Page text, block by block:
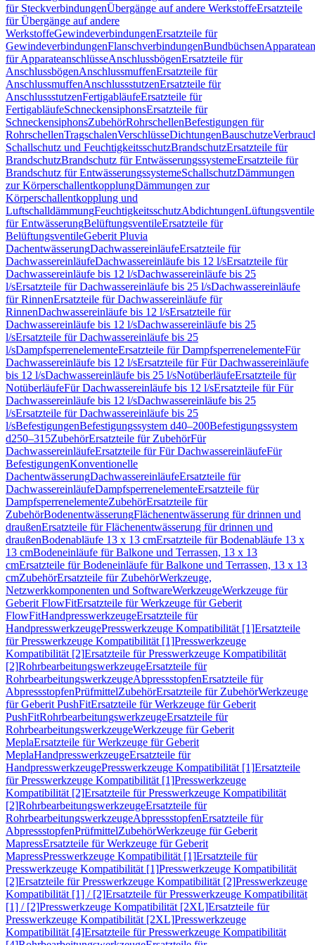
für SteckverbindungenÜbergänge auf andere WerkstoffeErsatzteile
für Übergänge auf andere
WerkstoffeGewindeverbindungenErsatzteile für
GewindeverbindungenFlanschverbindungenBundbüchsen
für ApparateanschlüsseAnschlussbögenErsatzteile für
AnschlussbögenAnschlussmuffenErsatzteile für
AnschlussmuffenAnschlussstutzenErsatzteile für
AnschlussstutzenFertigabläufeErsatzteile für
FertigabläufeSchneckensiphonsErsatzteile für
SchneckensiphonsZubehörRohrschellenBefestigungen für
RohrschellenTragschalenVerschlüsseDichtungenBauschutze
Schallschutz und FeuchtigkeitsschutzBrandschutzErsatzteile für
BrandschutzBrandschutz für EntwässerungssystemeErsatzteile für
Brandschutz für EntwässerungssystemeSchallschutzDämmungen
zur KörperschallentkopplungDämmungen zur
Körperschallentkopplung und
LuftschalldämmungFeuchtigkeitsschutzAbdichtungenLüftungsventile
für EntwässerungBelüftungsventileErsatzteile für
BelüftungsventileGeberit Pluvia
DachentwässerungDachwassereinläufeErsatzteile für
DachwassereinläufeDachwassereinläufe bis 12 l/sErsatzteile für
Dachwassereinläufe bis 12 l/sDachwassereinläufe bis 25
l/sErsatzteile für Dachwassereinläufe bis 25 l/sDachwassereinläufe
für RinnenErsatzteile für Dachwassereinläufe für
RinnenDachwassereinläufe bis 12 l/sErsatzteile für
Dachwassereinläufe bis 12 l/sDachwassereinläufe bis 25
l/sErsatzteile für Dachwassereinläufe bis 25
l/sDampfsperrenelementeErsatzteile für DampfsperrenelementeFür
Dachwassereinläufe bis 12 l/sErsatzteile für Für Dachwassereinläufe
bis 12 l/sDachwassereinläufe bis 25 l/sNotüberläufeErsatzteile für
NotüberläufeFür Dachwassereinläufe bis 12 l/sErsatzteile für Für
Dachwassereinläufe bis 12 l/sDachwassereinläufe bis 25
l/sErsatzteile für Dachwassereinläufe bis 25
l/sBefestigungenBefestigungssystem d40–200Befestigungssystem
d250–315ZubehörErsatzteile für ZubehörFür
DachwassereinläufeErsatzteile für Für DachwassereinläufeFür
BefestigungenKonventionelle
DachentwässerungDachwassereinläufeErsatzteile für
DachwassereinläufeDampfsperrenelementeErsatzteile für
DampfsperrenelementeZubehörErsatzteile für
ZubehörBodenentwässerungFlächenentwässerung für drinnen und
draußenErsatzteile für Flächenentwässerung für drinnen und
draußenBodenabläufe 13 x 13 cmErsatzteile für Bodenabläufe 13 x
13 cmBodeneinläufe für Balkone und Terrassen, 13 x 13
cmErsatzteile für Bodeneinläufe für Balkone und Terrassen, 13 x 13
cmZubehörErsatzteile für ZubehörWerkzeuge,
Netzwerkkomponenten und SoftwareWerkzeugeWerkzeuge für
Geberit FlowFitErsatzteile für Werkzeuge für Geberit
FlowFitHandpresswerkzeugeErsatzteile für
HandpresswerkzeugePresswerkzeuge Kompatibilität [1]Ersatzteile
für Presswerkzeuge Kompatibilität [1]Presswerkzeuge
Kompatibilität [2]Ersatzteile für Presswerkzeuge Kompatibilität
[2]RohrbearbeitungswerkzeugeErsatzteile für
RohrbearbeitungswerkzeugeAbpressstopfenErsatzteile für
AbpressstopfenPrüfmittelZubehörErsatzteile für ZubehörWerkzeuge
für Geberit PushFitErsatzteile für Werkzeuge für Geberit
PushFitRohrbearbeitungswerkzeugeErsatzteile für
RohrbearbeitungswerkzeugeWerkzeuge für Geberit
MeplaErsatzteile für Werkzeuge für Geberit
MeplaHandpresswerkzeugeErsatzteile für
HandpresswerkzeugePresswerkzeuge Kompatibilität [1]Ersatzteile
für Presswerkzeuge Kompatibilität [1]Presswerkzeuge
Kompatibilität [2]Ersatzteile für Presswerkzeuge Kompatibilität
[2]RohrbearbeitungswerkzeugeErsatzteile für
RohrbearbeitungswerkzeugeAbpressstopfenErsatzteile für
AbpressstopfenPrüfmittelZubehörWerkzeuge für Geberit
MapressErsatzteile für Werkzeuge für Geberit
MapressPresswerkzeuge Kompatibilität [1]Ersatzteile für
Presswerkzeuge Kompatibilität [1]Presswerkzeuge Kompatibilität
[2]Ersatzteile für Presswerkzeuge Kompatibilität [2]Presswerkzeuge
Kompatibilität [1] / [2]Ersatzteile für Presswerkzeuge Kompatibilität
[1] / [2]Presswerkzeuge Kompatibilität [2XL]Ersatzteile für
Presswerkzeuge Kompatibilität [2XL]Presswerkzeuge
Kompatibilität [4]Ersatzteile für Presswerkzeuge Kompatibilität